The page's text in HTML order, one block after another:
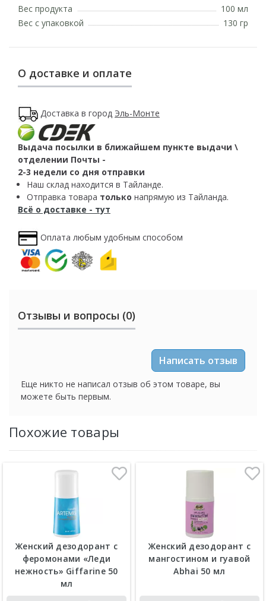
Вес продукта
100 мл
Вес с упаковкой
130 гр
О доставке и оплате
Доставка в город Эль-Монте
Выдача посылки в ближайшем пункте выдачи \
отделении Почты -
2-3 недели со дня отправки
Наш склад находится в Тайланде.
Отправка товара только напрямую из Тайланда.
Всё о доставке - тут
Оплата любым удобным способом
Отзывы и вопросы (0)
Написать отзыв
Еще никто не написал отзыв об этом товаре, вы
можете быть первым.
Похожие товары
Женский дезодорант с
феромонами «Леди
нежность» Giffarine 50
мл
Женский дезодорант с
мангостином и гуавой
Abhai 50 мл